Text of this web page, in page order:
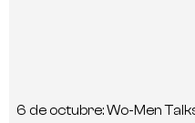
6 de octubre: Wo-Men